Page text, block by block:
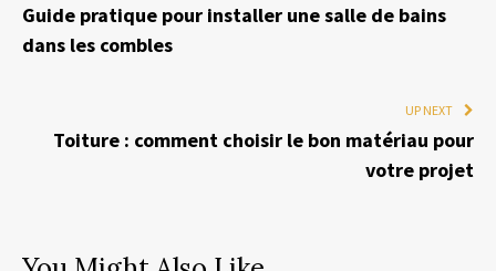
Guide pratique pour installer une salle de bains
dans les combles
UP NEXT
Toiture : comment choisir le bon matériau pour
votre projet